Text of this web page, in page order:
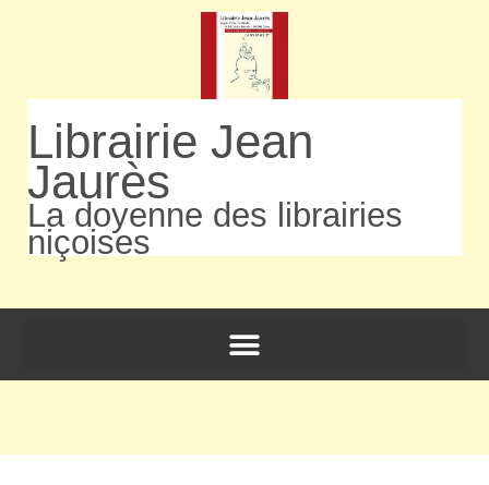
Librairie Jean
Jaurès
La doyenne des librairies
niçoises